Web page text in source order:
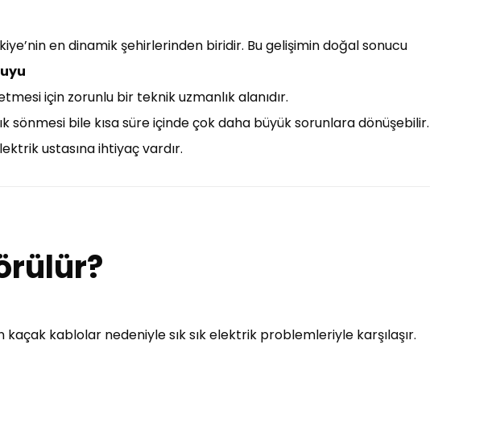
en dinamik şehirlerinden biridir. Bu gelişimin doğal sonucu
için zorunlu bir teknik uzmanlık alanıdır.
sönmesi bile kısa süre içinde çok daha büyük sorunlara dönüşebilir.
ustasına ihtiyaç vardır.
kablolar nedeniyle sık sık elektrik problemleriyle karşılaşır.